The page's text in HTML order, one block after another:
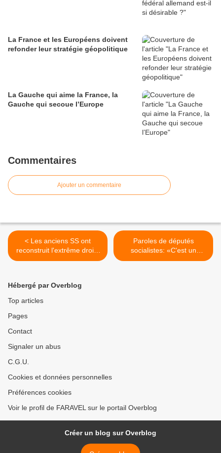
La France et les Européens doivent
refonder leur stratégie géopolitique
La Gauche qui aime la France, la
Gauche qui secoue l’Europe
Commentaires
Ajouter un commentaire
< Les anciens SS ont
reconstruit l'extrême droite
française après 1945 -
Paroles de députés
socialistes: «C'est un
immense gâchis, tout est
Hébergé par Overblog
Top articles
Pages
Contact
Signaler un abus
C.G.U.
Cookies et données personnelles
Préférences cookies
Voir le profil de FARAVEL sur le portail Overblog
Créer un blog sur Overblog